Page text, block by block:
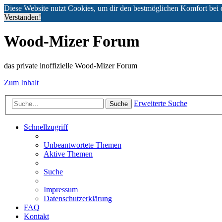
Diese Website nutzt Cookies, um dir den bestmöglichen Komfort bei
Verstanden!
Wood-Mizer Forum
das private inoffizielle Wood-Mizer Forum
Zum Inhalt
Suche Erweiterte Suche
Schnellzugriff
Unbeantwortete Themen
Aktive Themen
Suche
Impressum
Datenschutzerklärung
FAQ
Kontakt